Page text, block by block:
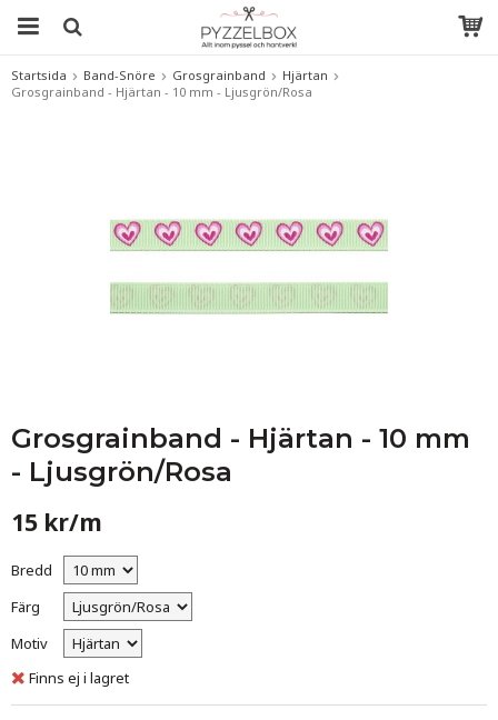
Startsida Band-Snöre Grosgrainband
Hjärtan
Grosgrainband - Hjärtan - 10 mm - Ljusgrön/Rosa
Grosgrainband - Hjärtan - 10 mm
- Ljusgrön/Rosa
15 kr/m
Bredd
Färg
Motiv
Finns ej i lagret